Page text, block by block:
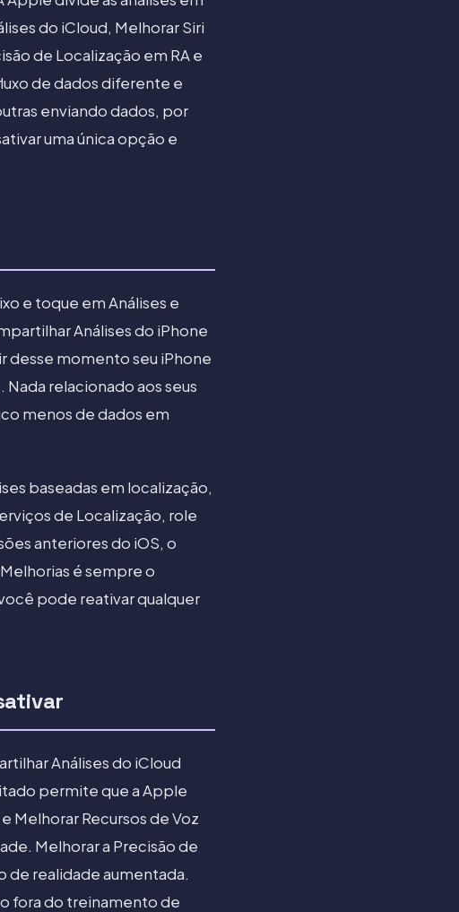
do iCloud, Melhorar Siri
de Localização em RA e
de dados diferente e
enviando dados, por
uma única opção e
e toque em Análises e
Análises do iPhone
desse momento seu iPhone
relacionado aos seus
menos de dados em
baseadas em localização,
de Localização, role
anteriores do iOS, o
é sempre o
pode reativar qualquer
Análises do iCloud
permite que a Apple
Melhorar Recursos de Voz
Melhorar a Precisão de
de realidade aumentada.
fora do treinamento de